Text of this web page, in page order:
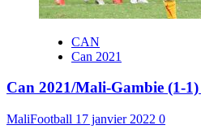
CAN
Can 2021
Can 2021/Mali-Gambie (1-1)
MaliFootball 17 janvier 2022 0